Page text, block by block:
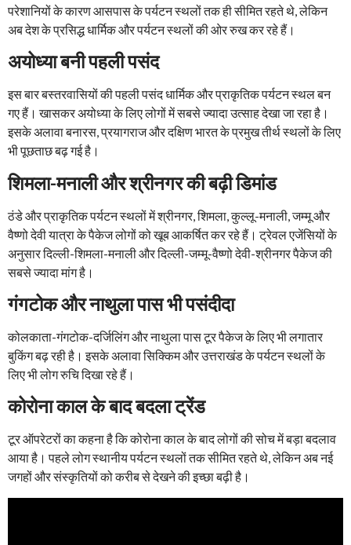
परेशानियों के कारण आसपास के पर्यटन स्थलों तक ही सीमित रहते थे, लेकिन
अब देश के प्रसिद्ध धार्मिक और पर्यटन स्थलों की ओर रुख कर रहे हैं।
अयोध्या बनी पहली पसंद
इस बार बस्तरवासियों की पहली पसंद धार्मिक और प्राकृतिक पर्यटन स्थल बन
गए हैं। खासकर अयोध्या के लिए लोगों में सबसे ज्यादा उत्साह देखा जा रहा है।
इसके अलावा बनारस, प्रयागराज और दक्षिण भारत के प्रमुख तीर्थ स्थलों के लिए
भी पूछताछ बढ़ गई है।
शिमला-मनाली और श्रीनगर की बढ़ी डिमांड
ठंडे और प्राकृतिक पर्यटन स्थलों में श्रीनगर, शिमला, कुल्लू-मनाली, जम्मू और
वैष्णो देवी यात्रा के पैकेज लोगों को खूब आकर्षित कर रहे हैं। ट्रेवल एजेंसियों के
अनुसार दिल्ली-शिमला-मनाली और दिल्ली-जम्मू-वैष्णो देवी-श्रीनगर पैकेज की
सबसे ज्यादा मांग है।
गंगटोक और नाथुला पास भी पसंदीदा
कोलकाता-गंगटोक-दर्जिलिंग और नाथुला पास टूर पैकेज के लिए भी लगातार
बुकिंग बढ़ रही है। इसके अलावा सिक्किम और उत्तराखंड के पर्यटन स्थलों के
लिए भी लोग रुचि दिखा रहे हैं।
कोरोना काल के बाद बदला ट्रेंड
टूर ऑपरेटरों का कहना है कि कोरोना काल के बाद लोगों की सोच में बड़ा बदलाव
आया है। पहले लोग स्थानीय पर्यटन स्थलों तक सीमित रहते थे, लेकिन अब नई
जगहों और संस्कृतियों को करीब से देखने की इच्छा बढ़ी है।